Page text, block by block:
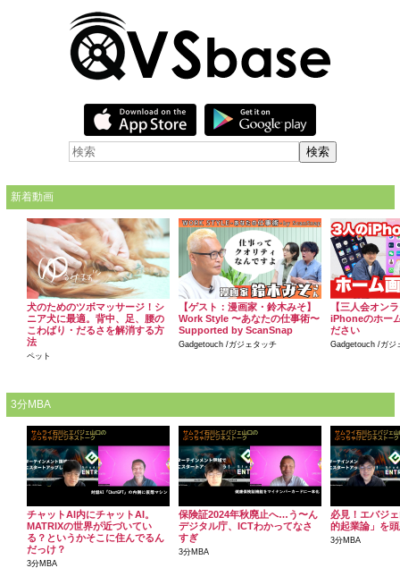
新着動画
犬のためのツボマッサージ！シ
ニア犬に最適。背中、足、腰の
こわばり・だるさを解消する方
法
ペット
【ゲスト：漫画家・鈴木みそ】
Work Style 〜あなたの仕事術〜
Supported by ScanSnap
Gadgetouch /ガジェタッチ
【三人会オン
iPhoneのホー
ださい
Gadgetouch /ガジ
3分MBA
チャットAI内にチャットAI。
MATRIXの世界が近づいてい
る？というかそこに住んでるん
だっけ？
3分MBA
保険証2024年秋廃止へ…う〜ん
デジタル庁、ICTわかってなさ
すぎ
3分MBA
必見！エバジ
的起業論」を
3分MBA